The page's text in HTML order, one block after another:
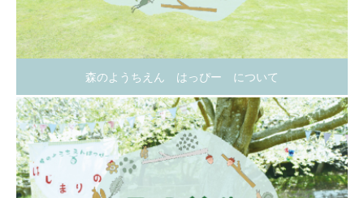
森のようちえん はっぴー について